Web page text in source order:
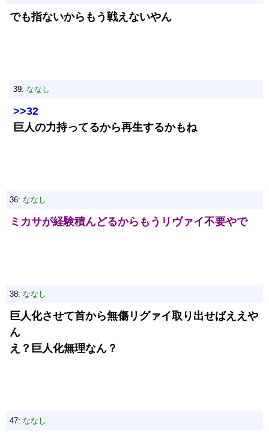
でも指ないからもう戦えないやん
39: ななし
>>32
巨人の力持ってるから再生するかもね
36: ななし
ミカサが経験積んどるからもうリヴァイ不要やで
38: ななし
巨人化させて首から無傷リグァイ取り出せばええや
ん
え？巨人化無理なん？
47: ななし